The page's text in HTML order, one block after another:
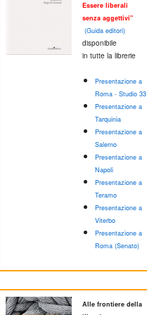
Essere liberali
senza aggettivi"
(Guida editori)
disponibile
in tutte la librerie
Presentazione a
Roma - Studio 33
Presentazione a
Tarquinia
Presentazione a
Salerno
Presentazione a
Napoli
Presentazione a
Teramo
Presentazione a
Viterbo
Presentazione a
Roma (Senato)
Alle frontiere della